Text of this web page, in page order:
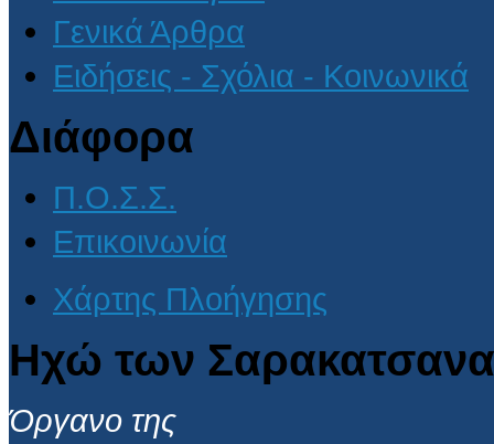
Γενικά Άρθρα
Ειδήσεις - Σχόλια - Κοινωνικά
Διάφορα
Π.Ο.Σ.Σ.
Επικοινωνία
Χάρτης Πλοήγησης
Ηχώ των
Όργανο της